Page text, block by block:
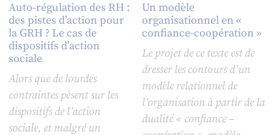
Auto-régulation des RH :
des pistes d’action pour
la GRH ? Le cas de
dispositifs d’action
sociale
Alors que de lourdes
contraintes pèsent sur les
dispositifs de l’action
sociale, et malgré un
Un modèle
organisationnel en «
confiance-coopération »
Le projet de ce texte est de
dresser les contours d’un
modèle relationnel de
l’organisation à partir de la
dualité « confiance –